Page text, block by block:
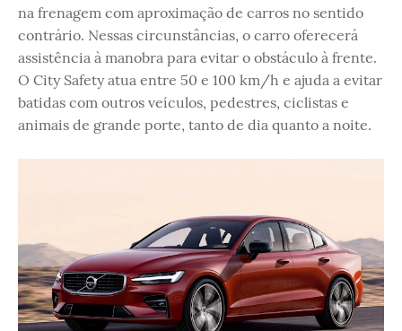
na frenagem com aproximação de carros no sentido
contrário. Nessas circunstâncias, o carro oferecerá
assistência à manobra para evitar o obstáculo à frente.
O City Safety atua entre 50 e 100 km/h e ajuda a evitar
batidas com outros veículos, pedestres, ciclistas e
animais de grande porte, tanto de dia quanto a noite.